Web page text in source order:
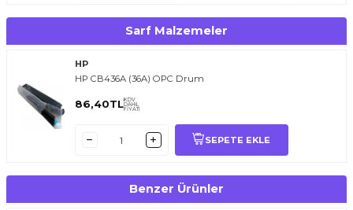
Sarf Malzemeler
HP
HP CB436A (36A) OPC Drum
86,40TLKDV
DAHİL
FİYATI
SEPETE EKLE
Benzer Ürünler